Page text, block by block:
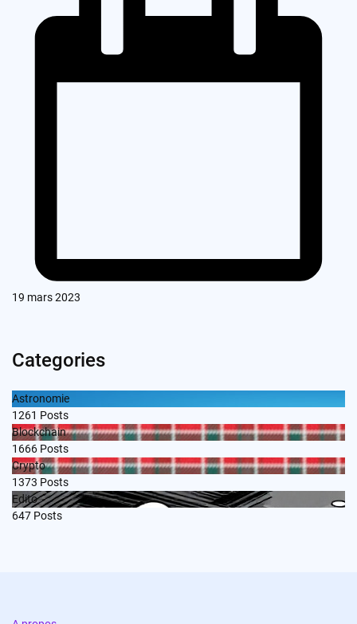
19 mars 2023
Categories
Astronomie
1261 Posts
Blockchain
1666 Posts
Crypto
1373 Posts
Edito
647 Posts